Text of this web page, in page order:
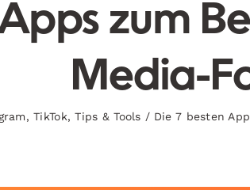
zum
Media-
,TikTok,Tips & Tools / Die 7 besten